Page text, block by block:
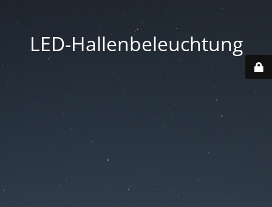
LED-Hallenbeleuchtung